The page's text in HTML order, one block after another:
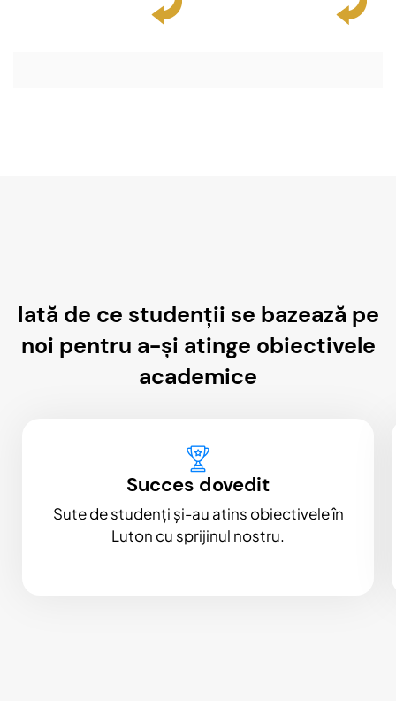
Iată de ce studenții se bazează pe
noi pentru a-și atinge obiectivele
academice
Succes dovedit
Sute de studenți și-au atins obiectivele în
Luton cu sprijinul nostru.